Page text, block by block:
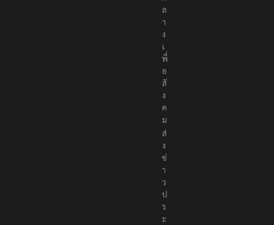
ล
า
ง
เ
พื่
อ
สั
ง
ค
ม
ส่
ง
ข่
า
ว
ป
ร
ะ